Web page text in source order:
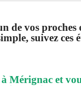
de vos proches
suivez ces
Mérignac et